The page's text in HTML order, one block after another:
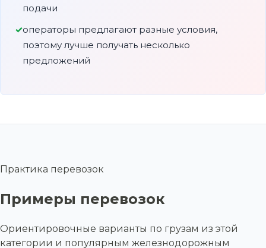
подачи
операторы предлагают разные условия,
поэтому лучше получать несколько
предложений
Практика перевозок
Примеры перевозок
Ориентировочные варианты по грузам из этой
категории и популярным железнодорожным